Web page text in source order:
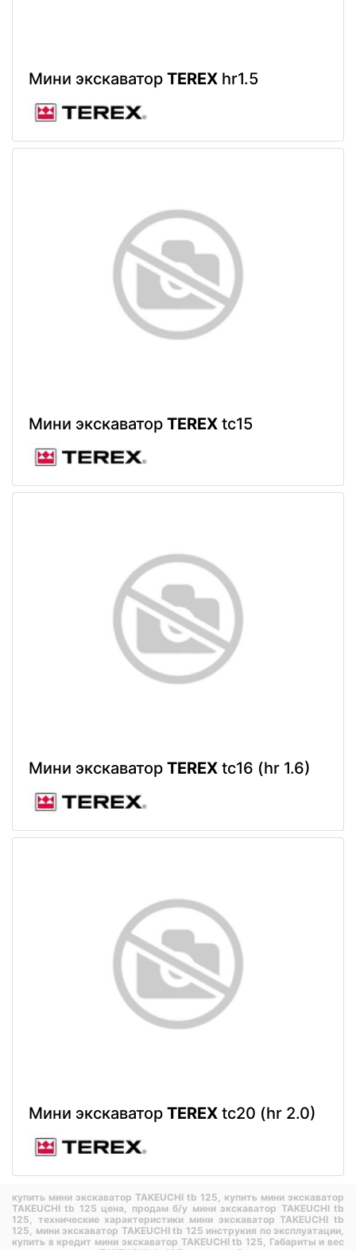
Мини экскаватор TEREX hr1.5
Мини экскаватор TEREX tc15
Мини экскаватор TEREX tc16 (hr 1.6)
Мини экскаватор TEREX tc20 (hr 2.0)
купить мини экскаватор TAKEUCHI tb 125, купить мини экскаватор
TAKEUCHI tb 125 цена, продам б/у мини экскаватор TAKEUCHI tb
125, технические характеристики мини экскаватор TAKEUCHI tb
125, мини экскаватор TAKEUCHI tb 125 инструкия по эксплуатации,
купить в кредит мини экскаватор TAKEUCHI tb 125, Габариты и вес